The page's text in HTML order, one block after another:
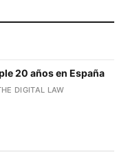
20 años en España
DIGITAL LAW